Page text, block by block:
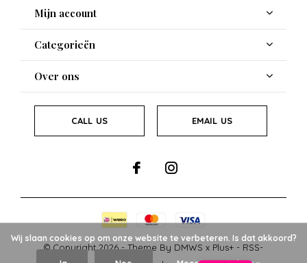
Mijn account
Categorieën
Over ons
CALL US EMAIL US
© Copyright2026- Theme By DMWS x Plus+ - RSS-
Wij slaan cookies op om onze website te verbeteren. Is dat akkoord?